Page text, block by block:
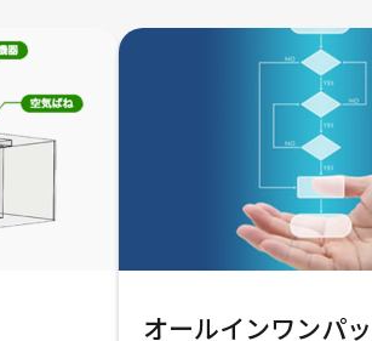
オールインワンパ